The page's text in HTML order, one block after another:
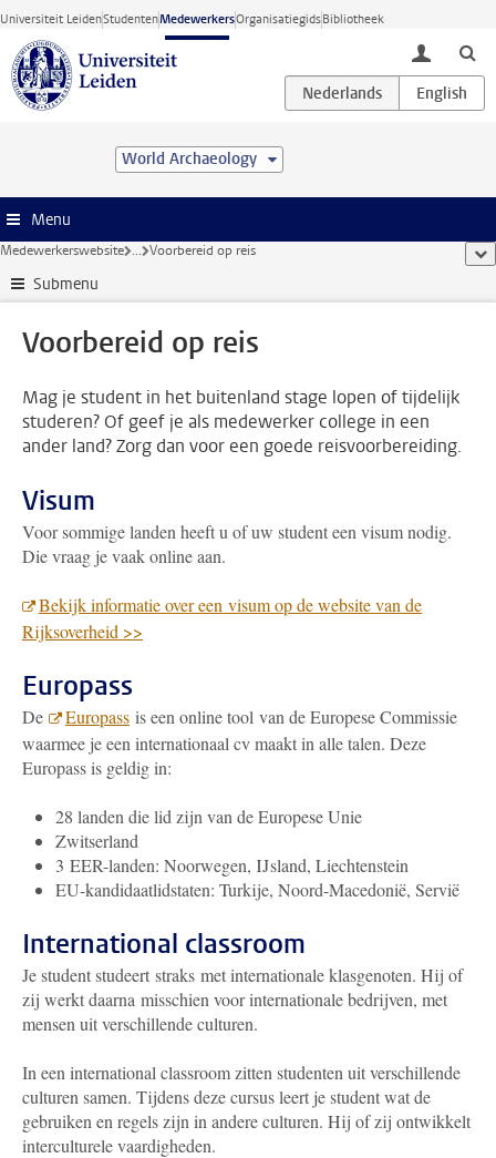
Ga direct naar de inhoud
Universiteit LeidenStudentenMedewerkersOrganisatiegidsBibliotheek
toggle
World Archaeology
Menu
Medewerkerswebsite ... Voorbereid op reis
Submenu
Voorbereid op reis
Mag je student in het buitenland stage lopen of tijdelijk
studeren? Of geef je als medewerker college in een
ander land? Zorg dan voor een goede reisvoorbereiding.
Visum
Voor sommige landen heeft u of uw student een visum nodig.
Die vraag je vaak online aan.
Bekijk informatie over een visum op de website van de
Rijksoverheid >>
Europass
De Europass is een online tool van de Europese Commissie
waarmee je een internationaal cv maakt in alle talen. Deze
Europass is geldig in:
28 landen die lid zijn van de Europese Unie
Zwitserland
3 EER-landen: Noorwegen, IJsland, Liechtenstein
EU-kandidaatlidstaten: Turkije, Noord-Macedonië, Servië
International classroom
Je student studeert straks met internationale klasgenoten. Hij of
zij werkt daarna misschien voor internationale bedrijven, met
mensen uit verschillende culturen.
In een international classroom zitten studenten uit verschillende
culturen samen. Tijdens deze cursus leert je student wat de
gebruiken en regels zijn in andere culturen. Hij of zij ontwikkelt
interculturele vaardigheden.